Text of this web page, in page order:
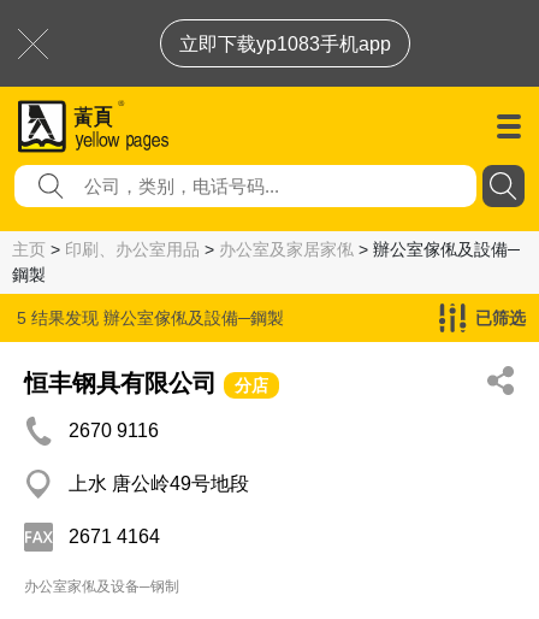
立即下载yp1083手机app
主页 > 印刷、办公室用品 > 办公室及家居家俬 > 辦公室傢俬及設備─
鋼製
5 结果发现 辦公室傢俬及設備─鋼製 已筛选
恒丰钢具有限公司 分店
2670 9116
上水 唐公岭49号地段
2671 4164
办公室家俬及设备─钢制